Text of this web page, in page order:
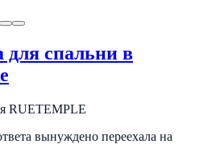
спальни в
RUETEMPLE
вынуждено переехала на